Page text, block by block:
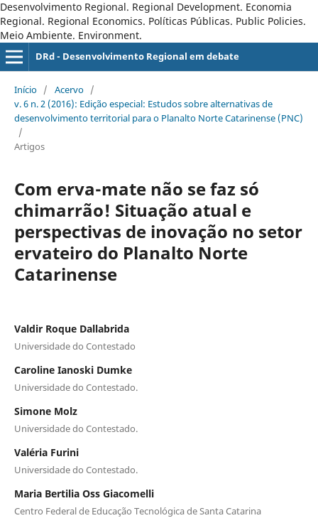
Desenvolvimento Regional. Regional Development. Economia
Regional. Regional Economics. Políticas Públicas. Public Policies.
Meio Ambiente. Environment.
DRd - Desenvolvimento Regional em debate
Início / Acervo /
v. 6 n. 2 (2016): Edição especial: Estudos sobre alternativas de
desenvolvimento territorial para o Planalto Norte Catarinense (PNC)
/
Artigos
Com erva-mate não se faz só
chimarrão! Situação atual e
perspectivas de inovação no setor
ervateiro do Planalto Norte
Catarinense
Valdir Roque Dallabrida
Universidade do Contestado
Caroline Ianoski Dumke
Universidade do Contestado.
Simone Molz
Universidade do Contestado.
Valéria Furini
Universidade do Contestado.
Maria Bertilia Oss Giacomelli
Centro Federal de Educação Tecnológica de Santa Catarina